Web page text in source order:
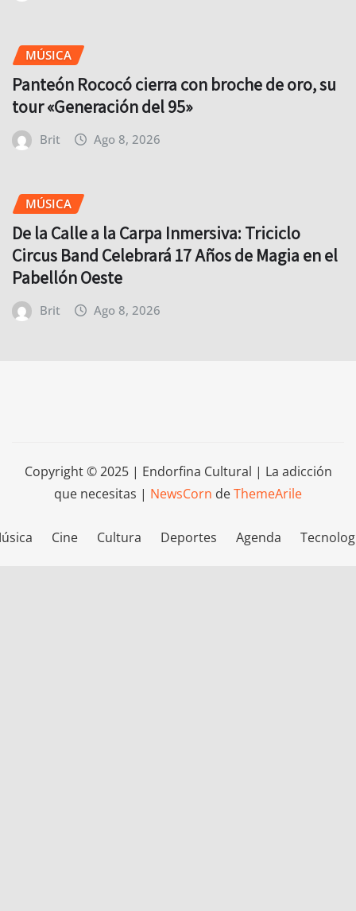
MÚSICA
Panteón Rococó cierra con broche de oro, su
tour «Generación del 95»
Brit Ago 8, 2026
MÚSICA
De la Calle a la Carpa Inmersiva: Triciclo
Circus Band Celebrará 17 Años de Magia en el
Pabellón Oeste
Brit Ago 8, 2026
Copyright © 2025 | Endorfina Cultural | La adicción
que necesitas | NewsCorn deThemeArile
Cine Cultura Deportes Agenda